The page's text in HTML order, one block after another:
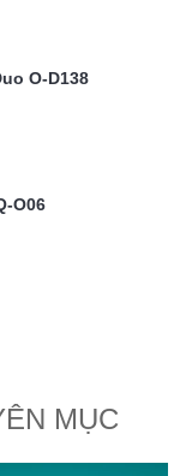
O-D138
O06
MỤC